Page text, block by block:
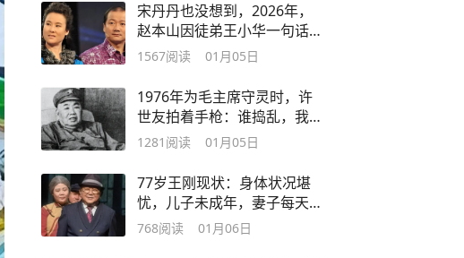
宋丹丹也没想到，2026年，
赵本山因徒弟王小华一句话口
碑暴涨
1567阅读 01月05日
1976年为毛主席守灵时，许
世友拍着手枪：谁捣乱，我就
对他不客气
1281 阅读 01月05日
77岁王刚现状：身体状况堪
忧，儿子未成年，妻子每天照
顾三位老人
768阅读 01月06日